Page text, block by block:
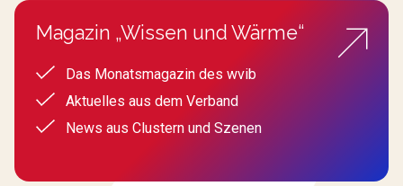
Magazin „Wissen und Wärme“
Das Monatsmagazin des wvib
Aktuelles aus dem Verband
News aus Clustern und Szenen